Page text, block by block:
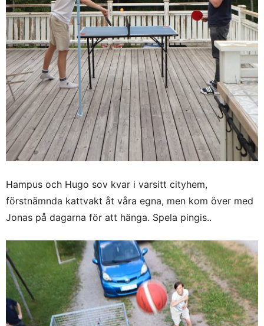
Hampus och Hugo sov kvar i varsitt cityhem,
förstnämnda kattvakt åt våra egna, men kom över med
Jonas på dagarna för att hänga. Spela pingis..